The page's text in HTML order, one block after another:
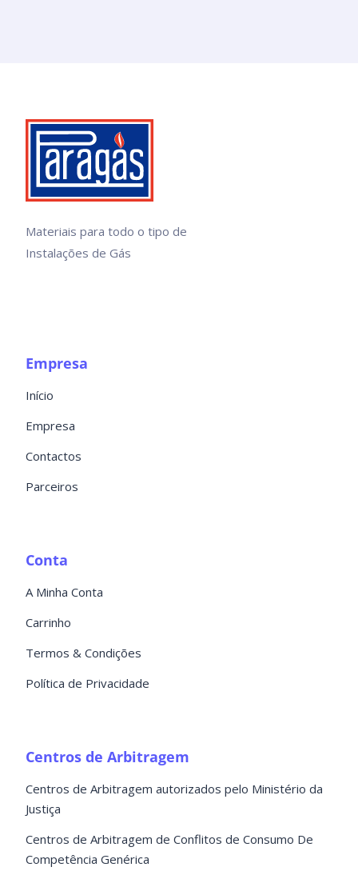
Materiais para todo o tipo de
Instalações de Gás
Empresa
Início
Empresa
Contactos
Parceiros
Conta
A Minha Conta
Carrinho
Termos & Condições
Política de Privacidade
Centros de Arbitragem
Centros de Arbitragem autorizados pelo Ministério da
Justiça
Centros de Arbitragem de Conflitos de Consumo De
Competência Genérica